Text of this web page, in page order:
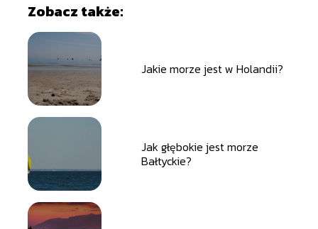
Zobacz także:
Jakie morze jest w Holandii?
Jak głębokie jest morze
Bałtyckie?